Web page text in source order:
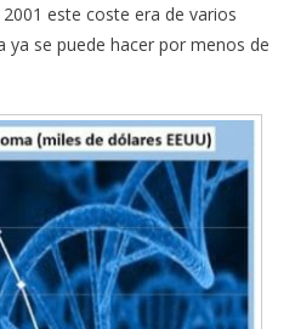
este coste era de varios
ya se puede hacer por menos de